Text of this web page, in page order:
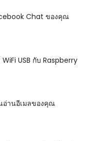
Chat ของคุณ
USB กับ Raspberry
อ่านอีเมลของคุณ